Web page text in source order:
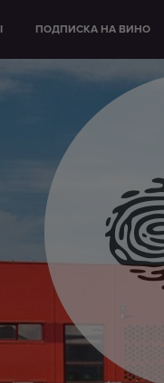
ПОДПИСКА НА ВИНО